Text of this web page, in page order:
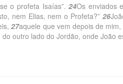
o profeta Isaías”.24Os enviados
nem Elias, nem o Profeta?” 26
27aquele que vem depois de
outro lado do Jordão, onde João